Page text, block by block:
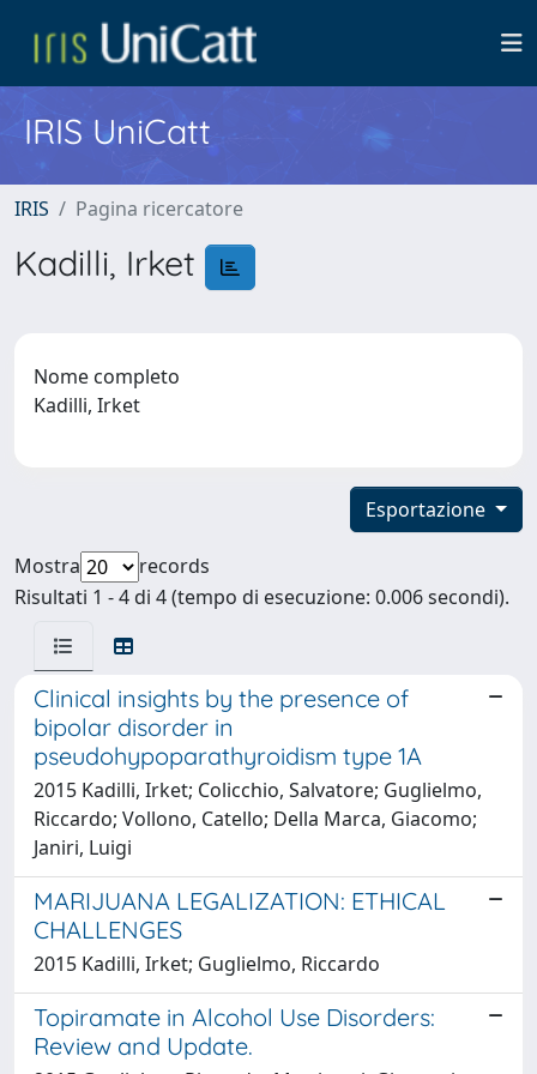
IRIS UniCatt
IRIS Pagina ricercatore
Kadilli, Irket
Nome completo
Kadilli, Irket
Esportazione
Mostra
records
Risultati 1 - 4 di 4 (tempo di esecuzione: 0.006 secondi).
Clinical insights by the presence of
bipolar disorder in
pseudohypoparathyroidism type 1A
2015 Kadilli, Irket; Colicchio, Salvatore; Guglielmo,
Riccardo; Vollono, Catello; Della Marca, Giacomo;
Janiri, Luigi
MARIJUANA LEGALIZATION: ETHICAL
CHALLENGES
2015 Kadilli, Irket; Guglielmo, Riccardo
Topiramate in Alcohol Use Disorders:
Review and Update.